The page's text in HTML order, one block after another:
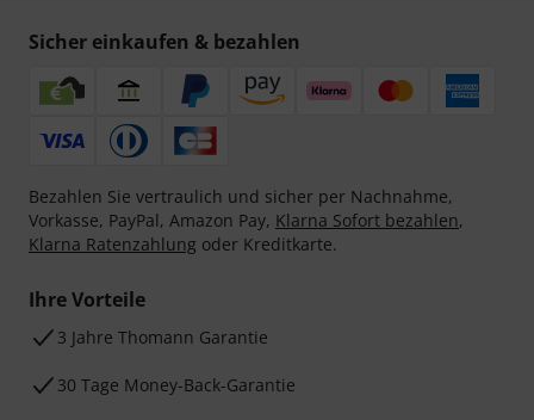
Sicher einkaufen & bezahlen
Bezahlen Sie vertraulich und sicher per Nachnahme,
Vorkasse, PayPal, Amazon Pay, Klarna Sofort bezahlen,
Klarna Ratenzahlung oder Kreditkarte.
Ihre Vorteile
3 Jahre Thomann Garantie
30 Tage Money-Back-Garantie